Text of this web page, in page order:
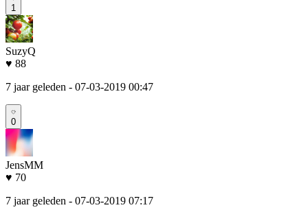
1
SuzyQ
♥ 88
7 jaar geleden - 07-03-2019 00:47
0
JensMM
♥ 70
7 jaar geleden - 07-03-2019 07:17